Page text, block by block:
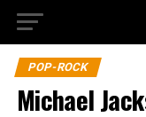
POP-ROCK
Michael